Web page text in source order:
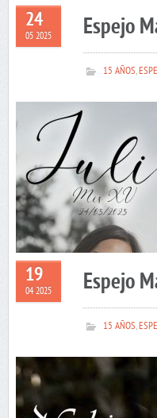
24
05 2025 Espejo
15 AÑOS,
19
04 2025 Espejo
15 AÑOS,